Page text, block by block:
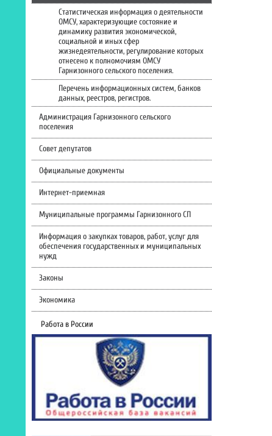
Статистическая информация о деятельности
ОМСУ, характеризующие состояние и
динамику развития экономической,
социальной и иных сфер
жизнедеятельности, регулирование которых
отнесено к полномочиям ОМСУ
Гарнизонного сельского поселения.
Перечень информационных систем, банков
данных, реестров, регистров.
Администрация Гарнизонного сельского
поселения
Совет депутатов
Официальные документы
Интернет-приемная
Муниципальные программы Гарнизонного СП
Информация о закупках товаров, работ, услуг для
обеспечения государственных и муниципальных
нужд
Законы
Экономика
Работа в России